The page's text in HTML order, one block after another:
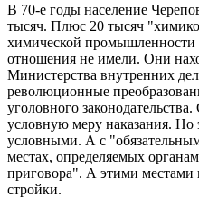
В 70-е годы население
тысяч. Плюс 20 тысяч
химической промышленности
отношения не имели. Они
Министерства внутренних
революционные
уголовного
условную меру наказания. Но
условными. А с
местах, определяемых
приговора". А этими местами
стройки.